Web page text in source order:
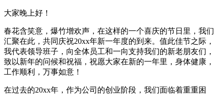
大家晚上好！
春花含笑意，爆竹增欢声，在这样的一个喜庆的节日里，我们
汇聚在此，共同庆祝20xx年新一年度的到来。值此佳节之际，
我代表领导班子，向全体员工和一向支持我们的新老朋友们，
致以新年的问候和祝福，祝愿大家在新的一年里，身体健康，
工作顺利，万事如意！
在过去的20xx年，作为公司的创业阶段，我们面临着重重困